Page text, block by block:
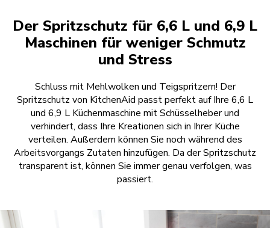
Der Spritzschutz für 6,6 L und 6,9 L
Maschinen für weniger Schmutz
und Stress
Schluss mit Mehlwolken und Teigspritzern! Der
Spritzschutz von KitchenAid passt perfekt auf Ihre 6,6 L
und 6,9 L Küchenmaschine mit Schüsselheber und
verhindert, dass Ihre Kreationen sich in Ihrer Küche
verteilen. Außerdem können Sie noch während des
Arbeitsvorgangs Zutaten hinzufügen. Da der Spritzschutz
transparent ist, können Sie immer genau verfolgen, was
passiert.